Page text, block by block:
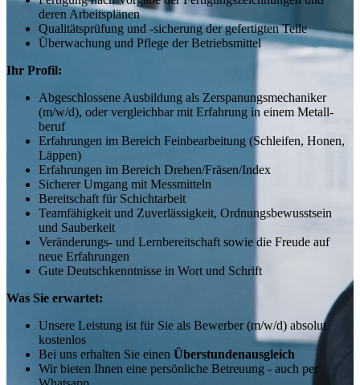
deren Arbeits­plänen
Qualitäts­prüfung und -sicherung der gefertigten Teile
Überwachung und Pflege der Betriebs­mittel
Ihr Profil:
Abgeschlossene Ausbildung als Zerspanungsmechaniker
(m/w/d), oder vergleichbar mit Erfahrung in einem Metall­
beruf
Erfahrungen im Bereich Fein­bearbeitung (Schleifen, Honen,
Läppen)
Erfahrungen im Bereich Drehen/Fräsen/Index
Sicherer Umgang mit Mess­mitteln
Bereit­schaft für Schicht­arbeit
Team­fähigkeit und Zuver­lässigkeit, Ordnungs­bewusstsein
und Sauber­keit
Veränderungs- und Lern­bereit­schaft sowie die Freude auf
neue Erfahrungen
Gute Deutschkenntnisse in Wort und Schrift
Was Sie erwartet:
Unsere Leistung ist für Sie als Bewerber (m/w/d) absolut
kostenlos
Bei uns erhalten Sie einen Überstundenausgleich
Wir bieten Ihnen eine persönliche Betreuung - auch per